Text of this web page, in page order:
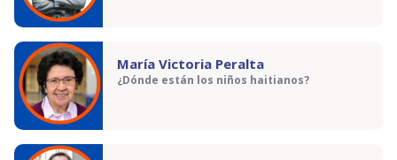
María Victoria Peralta
¿Dónde están los niños haitianos?